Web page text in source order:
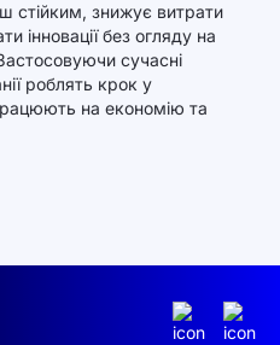
стійким, знижує витрати
інновації без огляду на
сучасні
роблять крок у
на економію та